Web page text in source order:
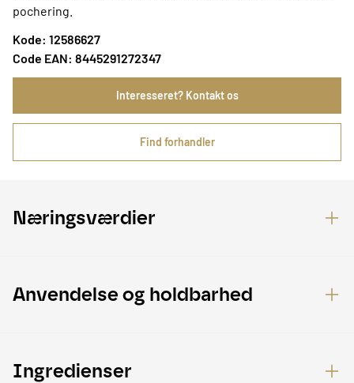
pochering.
Kode: 12586627
Code EAN: 8445291272347
Interesseret? Kontakt os
Find forhandler
Næringsværdier
Anvendelse og holdbarhed
Ingredienser